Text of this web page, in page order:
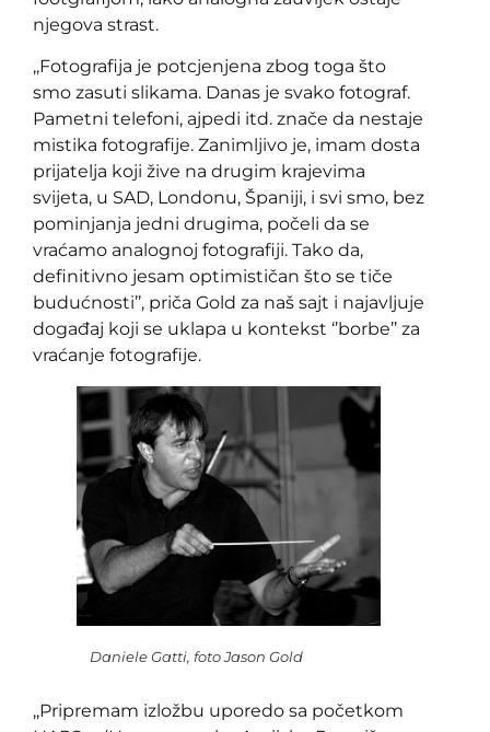
njegova strast.
,,Fotografija je potcjenjena zbog toga što
smo zasuti slikama. Danas je svako fotograf.
Pametni telefoni, ajpedi itd. znače da nestaje
mistika fotografije. Zanimljivo je, imam dosta
prijatelja koji žive na drugim krajevima
svijeta, u SAD, Londonu, Španiji, i svi smo, bez
pominjanja jedni drugima, počeli da se
vraćamo analognoj fotografiji. Tako da,
definitivno jesam optimističan što se tiče
budućnosti’’, priča Gold za naš sajt i najavljuje
događaj koji se uklapa u kontekst ‘’borbe’’ za
vraćanje fotografije.
Daniele Gatti, foto Jason Gold
,,Pripremam izložbu uporedo sa početkom